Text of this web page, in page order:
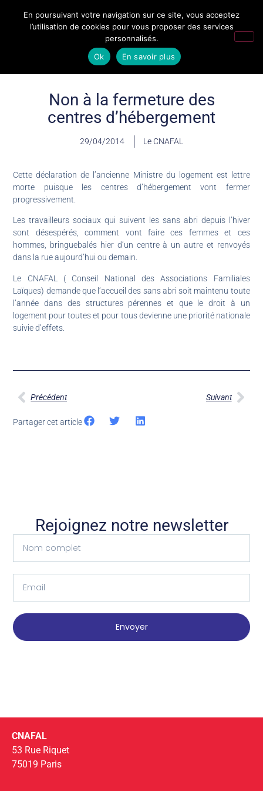
Non à la fermeture des
centres d’hébergement
29/04/2014 Le CNAFAL
Cette déclaration de l’ancienne Ministre du logement est lettre
morte puisque les centres d’hébergement vont fermer
progressivement.
Les travailleurs sociaux qui suivent les sans abri depuis l’hiver
sont désespérés, comment vont faire ces femmes et ces
hommes, bringuebalés hier d’un centre à un autre et renvoyés
dans la rue aujourd’hui ou demain.
Le CNAFAL ( Conseil National des Associations Familiales
Laïques) demande que l’accueil des sans abri soit maintenu toute
l’année dans des structures pérennes et que le droit à un
logement pour toutes et pour tous devienne une priorité nationale
suivie d’effets.
Précédent Suivant
Partager cet article
Rejoignez notre newsletter
Envoyer
CNAFAL
53 Rue Riquet
75019 Paris
En poursuivant votre navigation sur ce site, vous acceptez
l’utilisation de cookies pour vous proposer des services
personnalisés.
Ok
En savoir plus